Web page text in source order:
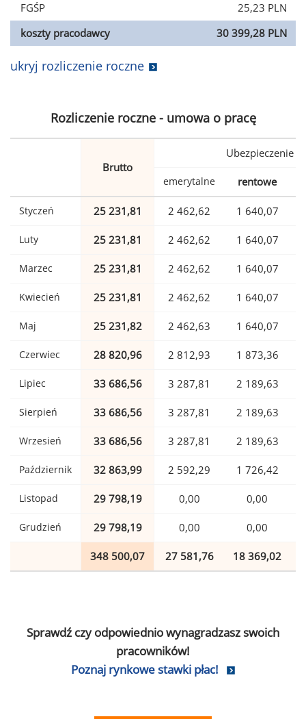
FGŚP
25,23 PLN
koszty pracodawcy
30 399,28 PLN
ukryj rozliczenie roczne
Rozliczenie roczne - umowa o pracę
Brutto
Ubezpieczenie
emerytalne rentowe
Styczeń 25 231,81 2 462,62 1 640,07
Luty 25 231,81 2 462,62 1 640,07
Marzec 25 231,81 2 462,62 1 640,07
Kwiecień 25 231,81 2 462,62 1 640,07
Maj 25 231,82 2 462,63 1 640,07
Czerwiec 28 820,96 2 812,93 1 873,36
Lipiec 33 686,56 3 287,81 2 189,63
Sierpień 33 686,56 3 287,81 2 189,63
Wrzesień 33 686,56 3 287,81 2 189,63
Październik 32 863,99 2 592,29 1 726,42
Listopad 29 798,19 0,00 0,00
Grudzień 29 798,19 0,00 0,00
348 500,07 27 581,76 18 369,02
Sprawdź czy odpowiednio wynagradzasz swoich
pracowników!
Poznaj rynkowe stawki płac!